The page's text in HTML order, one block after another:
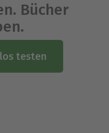
Bücher
testen